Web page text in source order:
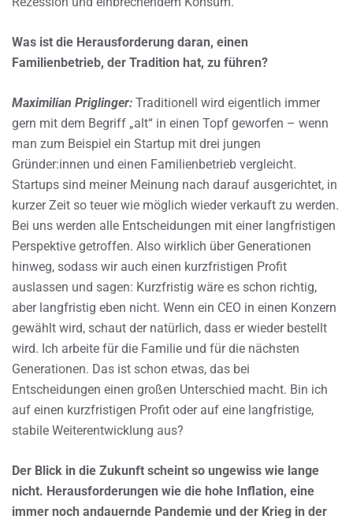
Was ist die Herausforderung daran, einen
Familienbetrieb, der Tradition hat, zu führen?
Maximilian Priglinger: Traditionell wird eigentlich immer
gern mit dem Begriff „alt“ in einen Topf geworfen – wenn
man zum Beispiel ein Startup mit drei jungen
Gründer:innen und einen Familienbetrieb vergleicht.
Startups sind meiner Meinung nach darauf ausgerichtet, in
kurzer Zeit so teuer wie möglich wieder verkauft zu werden.
Bei uns werden alle Entscheidungen mit einer langfristigen
Perspektive getroffen. Also wirklich über Generationen
hinweg, sodass wir auch einen kurzfristigen Profit
auslassen und sagen: Kurzfristig wäre es schon richtig,
aber langfristig eben nicht. Wenn ein CEO in einen Konzern
gewählt wird, schaut der natürlich, dass er wieder bestellt
wird. Ich arbeite für die Familie und für die nächsten
Generationen. Das ist schon etwas, das bei
Entscheidungen einen großen Unterschied macht. Bin ich
auf einen kurzfristigen Profit oder auf eine langfristige,
stabile Weiterentwicklung aus?
Der Blick in die Zukunft scheint so ungewiss wie lange
nicht. Herausforderungen wie die hohe Inflation, eine
immer noch andauernde Pandemie und der Krieg in der